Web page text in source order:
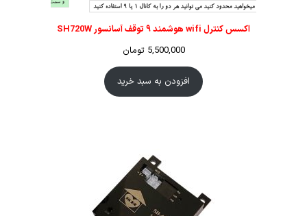
اکسس کنترل wifi هوشمند ۹ توقف آسانسور SH720W
5,500,000 تومان
افزودن به سبد خرید